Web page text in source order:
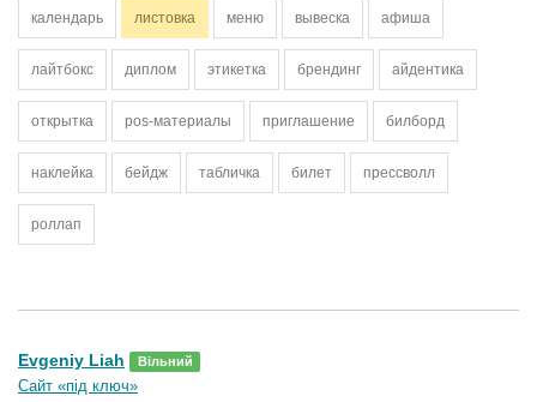
календарь листовка меню вывеска афиша
лайтбокс диплом этикетка брендинг айдентика
открытка pos-материалы приглашение билборд
наклейка бейдж табличка билет прессволл
роллап
Evgeniy Liah Вільний
Сайт «під ключ»